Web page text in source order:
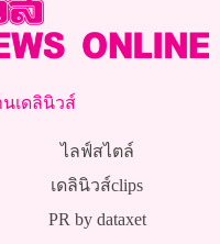
เดลินิวส์
ไลฟ์สไตล์
เดลินิวส์clips
PR by dataxet